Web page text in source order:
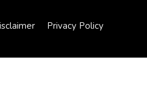
Privacy Policy